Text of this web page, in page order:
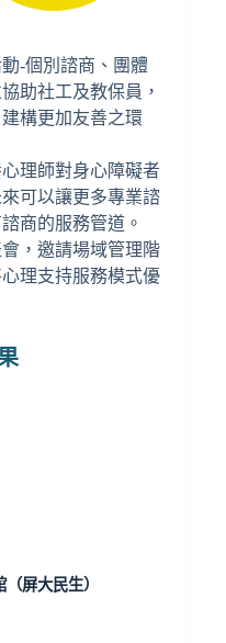
-個別諮商、團體
助社工及教保員，
構更加友善之環
理師對身心障礙者
可以讓更多專業諮
商的服務管道。
，邀請場域管理階
理支持服務模式優
屏大民生）